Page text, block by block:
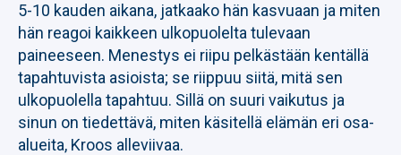
5-10 kauden aikana, jatkaako hän kasvuaan ja miten
hän reagoi kaikkeen ulkopuolelta tulevaan
paineeseen. Menestys ei riipu pelkästään kentällä
tapahtuvista asioista; se riippuu siitä, mitä sen
ulkopuolella tapahtuu. Sillä on suuri vaikutus ja
sinun on tiedettävä, miten käsitellä elämän eri osa-
alueita, Kroos alleviivaa.